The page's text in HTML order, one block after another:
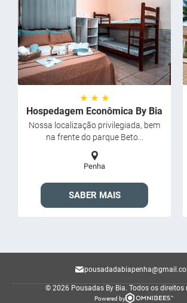
★ ★ ★
Hospedagem Econômica By Bia
Nossa localização privilegiada, bem
na frente do parque Beto...
Penha
SABER MAIS
© 2026 Pousadas By Bia. Todos os direitos
Powered by